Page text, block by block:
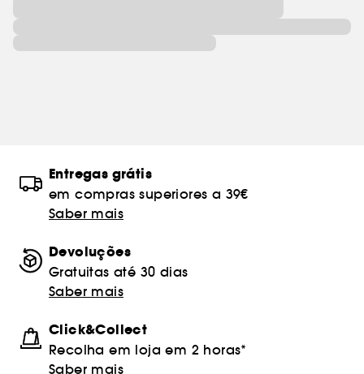
Entregas grátis
em compras superiores a 39€
Saber mais
Devoluções
Gratuitas até 30 dias
Saber mais
Click&Collect
Recolha em loja em 2 horas*
Saber mais